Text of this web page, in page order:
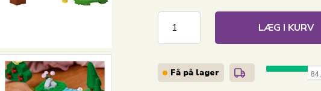
LÆG I KURV
Få på lager